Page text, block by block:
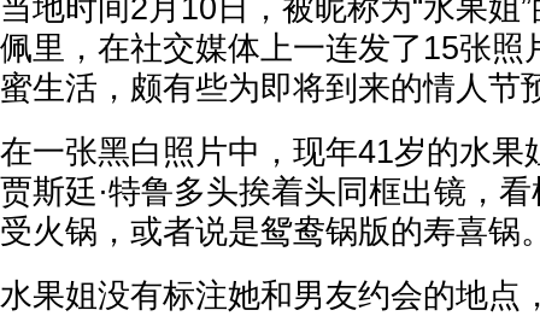
当地时间2月10日，被昵称为“水果姐
佩里，在社交媒体上一连发了15张照
蜜生活，颇有些为即将到来的情人节
在一张黑白照片中，现年41岁的水果
贾斯廷·特鲁多头挨着头同框出镜，
受火锅，或者说是鸳鸯锅版的寿喜锅
水果姐没有标注她和男友约会的地点